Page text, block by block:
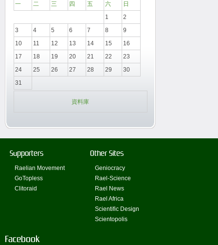
一 二 三 四 五 六
日
1
2
3
4 5 6 7 8
9
10
11 12 13 14 15
16
17
18 19 20 21 22
23
24
25 26 27 28 29
30
31
資料庫
Supporters
Raelian Movement
GoTopless
Clitoraid
Other Sites
Geniocracy
Rael-Science
Rael News
Rael Africa
Scientific Design
Scientopolis
Facebook